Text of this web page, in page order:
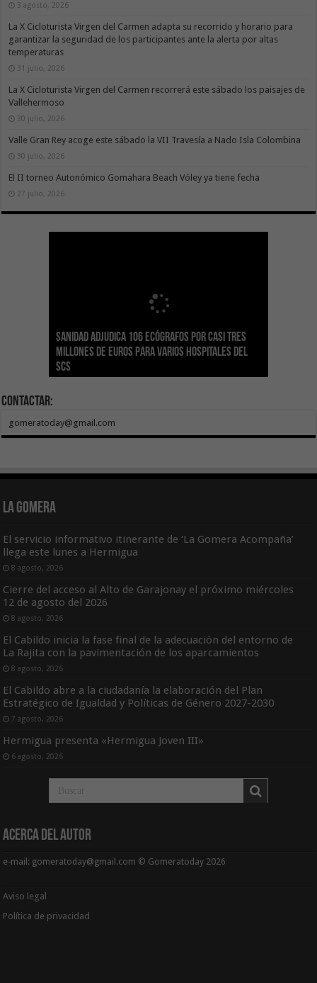
3 agosto, 2026
La X Cicloturista Virgen del Carmen adapta su recorrido y horario para
garantizar la seguridad de los participantes ante la alerta por altas
temperaturas
31 julio, 2026
La X Cicloturista Virgen del Carmen recorrerá este sábado los paisajes de
Vallehermoso
30 julio, 2026
Valle Gran Rey acoge este sábado la VII Travesía a Nado Isla Colombina
30 julio, 2026
El II torneo Autonómico Gomahara Beach Vóley ya tiene fecha
27 julio, 2026
Sanidad adjudica 106 ecógrafos por casi tres
millones de euros para varios hospitales del
SCS
Gesplan logra la máxima puntuación en el
Índice de Transparencia de Canarias por cuarto
año consecutivo
El Gobierno canario concede ayudas del
POSEICAN-Pesca al sector por valor de 7,09 M€
tras aumentar las cuantías
Transición Ecológica coordina con Ashotel su
adhesión a la Red de Refugios Climáticos de
Canarias
Visocan incorpora 170 pisos a su parque de
vivienda protegida en régimen de alquiler
asequible de Tenerife
Sanidad refuerza la capacidad diagnóstica de
los centros de salud con el impulso de la
ecografía clínica
Contactar:
gomeratoday@gmail.com
La Gomera
El servicio informativo itinerante de ‘La Gomera Acompaña’
llega este lunes a Hermigua
8 agosto, 2026
Cierre del acceso al Alto de Garajonay el próximo miércoles
12 de agosto del 2026
8 agosto, 2026
El Cabildo inicia la fase final de la adecuación del entorno de
La Rajita con la pavimentación de los aparcamientos
8 agosto, 2026
El Cabildo abre a la ciudadanía la elaboración del Plan
Estratégico de Igualdad y Políticas de Género 2027-2030
7 agosto, 2026
Hermigua presenta «Hermigua Joven III»
6 agosto, 2026
Acerca del Autor
e-mail: gomeratoday@gmail.com © Gomeratoday 2026
Aviso legal
Política de privacidad